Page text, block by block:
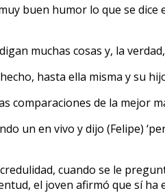
buen humor lo que se
muchas cosas y, la
hasta ella misma y su
comparaciones de la mejor
un en vivo y dijo (Felipe)
cuando se le
el joven afirmó que sí